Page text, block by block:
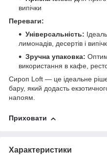
випічки
Переваги:
Універсальність:
лимонадів, десертів і
Зручна упаковка:
використання в кафе,
Сироп Loft — це ідеальне
бару, який додасть
напоям.
Приховати
Характеристики